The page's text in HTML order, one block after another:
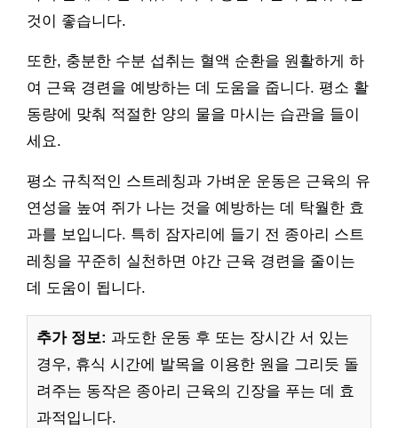
것이 좋습니다.
또한, 충분한 수분 섭취는 혈액 순환을 원활하게 하
여 근육 경련을 예방하는 데 도움을 줍니다. 평소 활
동량에 맞춰 적절한 양의 물을 마시는 습관을 들이
세요.
평소 규칙적인 스트레칭과 가벼운 운동은 근육의 유
연성을 높여 쥐가 나는 것을 예방하는 데 탁월한 효
과를 보입니다. 특히 잠자리에 들기 전 종아리 스트
레칭을 꾸준히 실천하면 야간 근육 경련을 줄이는
데 도움이 됩니다.
추가 정보: 과도한 운동 후 또는 장시간 서 있는
경우, 휴식 시간에 발목을 이용한 원을 그리듯 돌
려주는 동작은 종아리 근육의 긴장을 푸는 데 효
과적입니다.